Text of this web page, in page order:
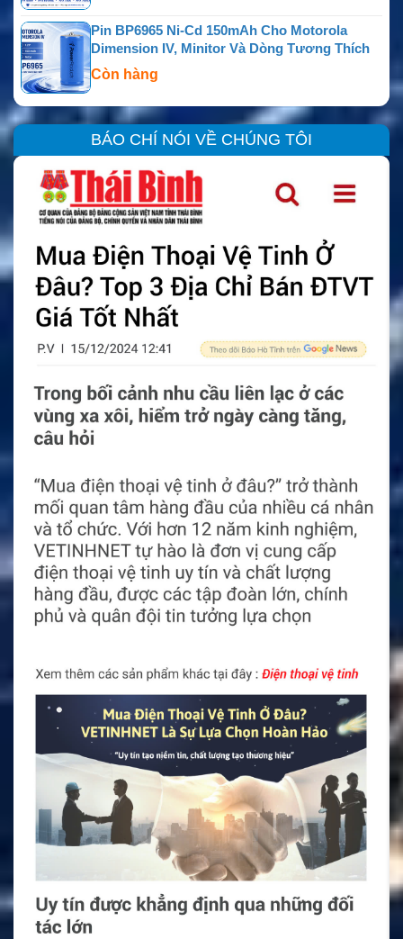
Pin BP6965 Ni-Cd 150mAh Cho Motorola
Dimension IV, Minitor Và Dòng Tương Thích
Còn hàng
BÁO CHÍ NÓI VỀ CHÚNG TÔI